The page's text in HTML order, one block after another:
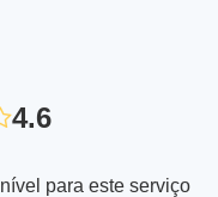
4.6
para este serviço